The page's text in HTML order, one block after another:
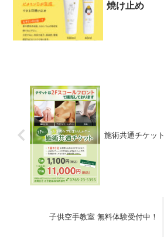
焼け止め
施術共通チケット
子供空手教室 無料体験受付中！